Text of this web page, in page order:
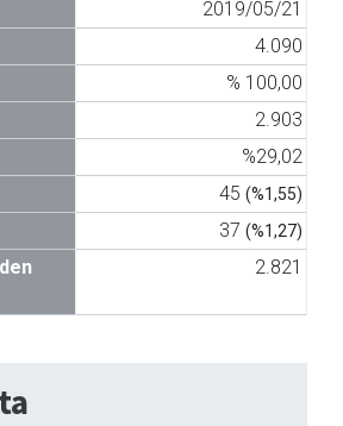
2019/05/21
4.090
% 100,00
2.903
%29,02
45 (%1,55)
37 (%1,27)
2.821